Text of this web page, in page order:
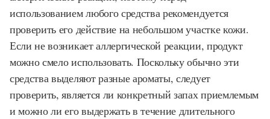
использованием любого средства рекомендуется
проверить его действие на небольшом участке кожи.
Если не возникает аллергической реакции, продукт
можно смело использовать. Поскольку обычно эти
средства выделяют разные ароматы, следует
проверить, является ли конкретный запах приемлемым
и можно ли его выдержать в течение длительного